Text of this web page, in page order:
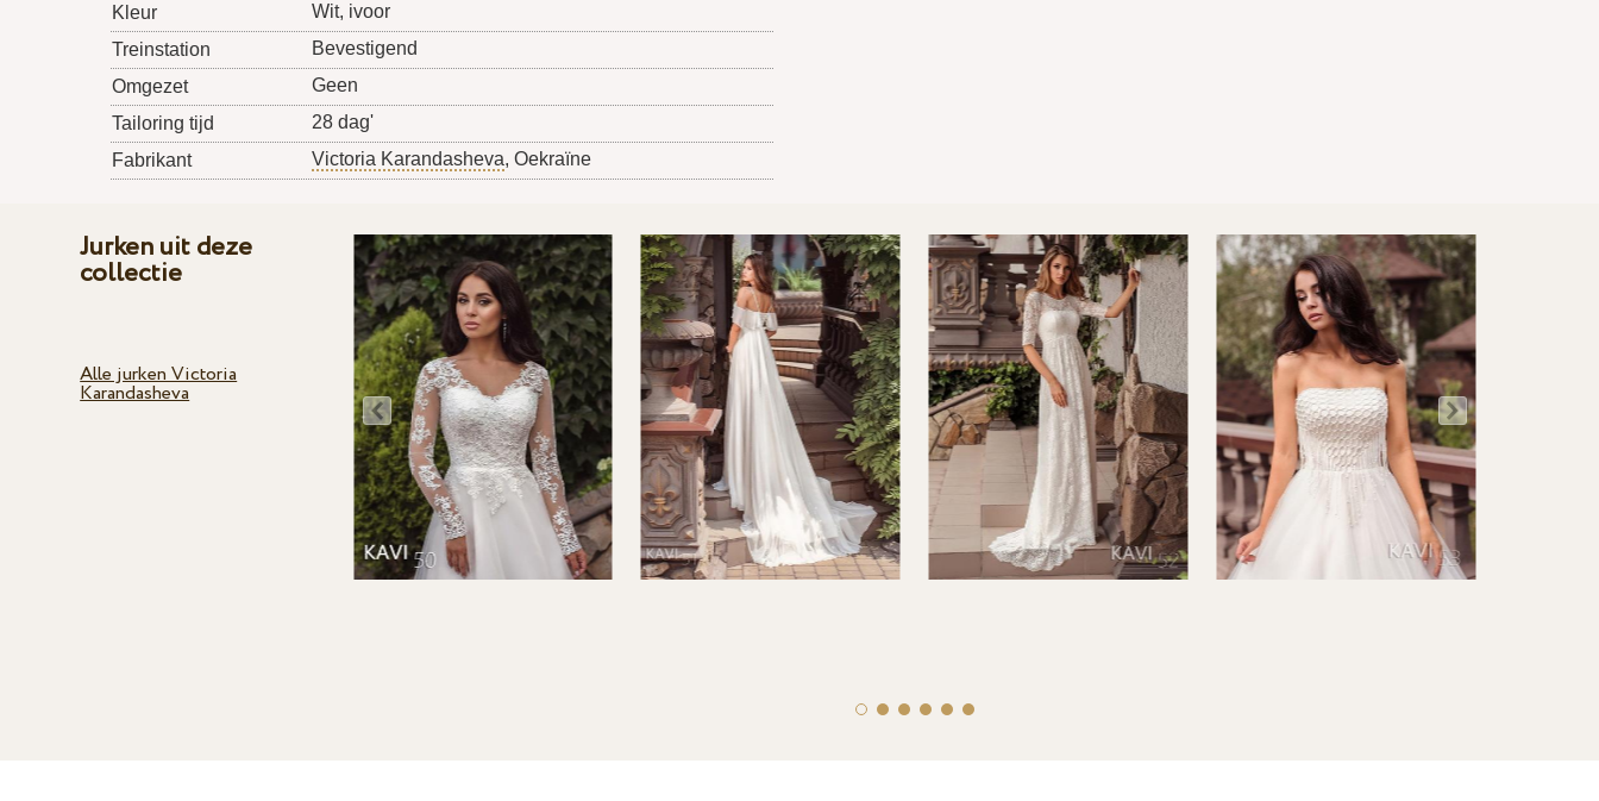
Kleur
Wit, ivoor
Treinstation
Bevestigend
Omgezet
Geen
Tailoring tijd
28 dag'
Fabrikant
Victoria Karandasheva, Oekraïne
Jurken uit deze
collectie
Alle jurken Victoria
Karandasheva